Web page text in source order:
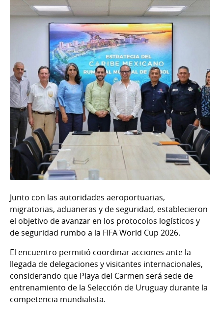
Junto con las autoridades aeroportuarias,
migratorias, aduaneras y de seguridad, establecieron
el objetivo de avanzar en los protocolos logísticos y
de seguridad rumbo a la FIFA World Cup 2026.
El encuentro permitió coordinar acciones ante la
llegada de delegaciones y visitantes internacionales,
considerando que Playa del Carmen será sede de
entrenamiento de la Selección de Uruguay durante la
competencia mundialista.